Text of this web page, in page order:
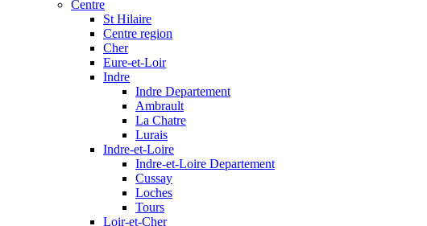
Centre
St Hilaire
Centre region
Cher
Eure-et-Loir
Indre
Indre Departement
Ambrault
La Chatre
Lurais
Indre-et-Loire
Indre-et-Loire Departement
Cussay
Loches
Tours
Loir-et-Cher